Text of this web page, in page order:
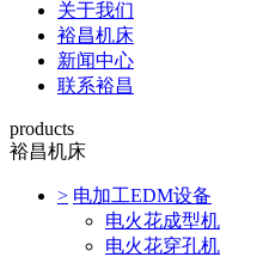
关于我们
裕昌机床
新闻中心
联系裕昌
products
裕昌机床
> 电加工EDM设备
电火花成型机
电火花穿孔机